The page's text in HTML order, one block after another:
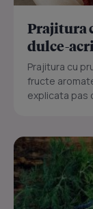
Prajitura
dulce-
Prajitura cu
fructe
explicata pas